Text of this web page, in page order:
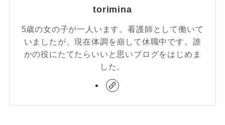
torimina
5歳の女の子が一人います。看護師として働いて
いましたが、現在体調を崩して休職中です。誰
かの役にたてたらいいと思いブログをはじめま
した。